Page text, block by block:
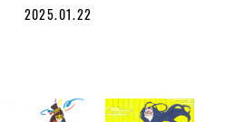
2025.01.22